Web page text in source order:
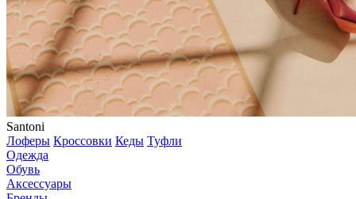
Santoni
Лоферы Кроссовки Кеды Туфли
Одежда
Обувь
Аксессуары